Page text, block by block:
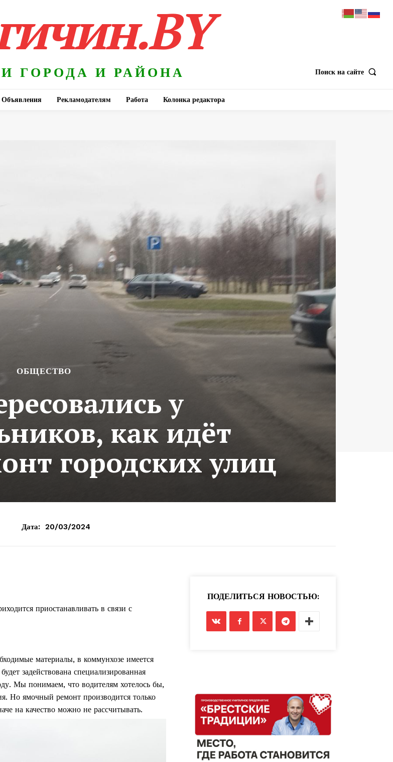
ГОРОДА И РАЙОНА Поиск на сайте
Объявления Рекламодателям Работа Колонка редактора
ОБЩЕСТВО
у
как идёт
городских улиц
Дата: 20/03/2024
приостанавливать в связи с
материалы, в коммунхозе имеется
задействована специализированная
Мы понимаем, что водителям хотелось бы,
Но ямочный ремонт производится только
на качество можно не рассчитывать.
ПОДЕЛИТЬСЯ НОВОСТЬЮ: